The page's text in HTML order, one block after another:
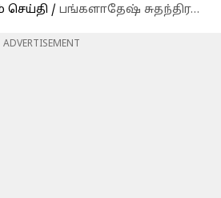
/ பங்களாதேஷ் சுதந்திரத்தை அறிவித்தது ஷேக் முஜிபுர் ரஹ்மான் அல்ல; ஜியாவுர் ரஹ்மான்தான்; பாடப் புத்தகத்தில் திருத்தம்
ADVERTISEMENT